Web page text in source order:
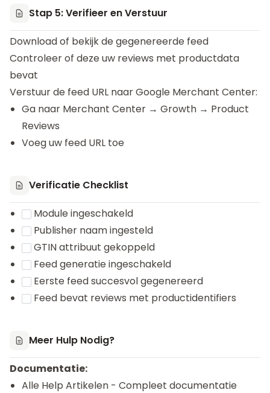
Stap 5: Verifieer en Verstuur
Download of bekijk de gegenereerde feed
Controleer of deze uw reviews met productdata
bevat
Verstuur de feed URL naar Google Merchant Center:
Ga naar Merchant Center → Growth → Product
Reviews
Voeg uw feed URL toe
Verificatie Checklist
Module ingeschakeld
Publisher naam ingesteld
GTIN attribuut gekoppeld
Feed generatie ingeschakeld
Eerste feed succesvol gegenereerd
Feed bevat reviews met productidentifiers
Meer Hulp Nodig?
Documentatie:
Alle Help Artikelen - Compleet documentatie